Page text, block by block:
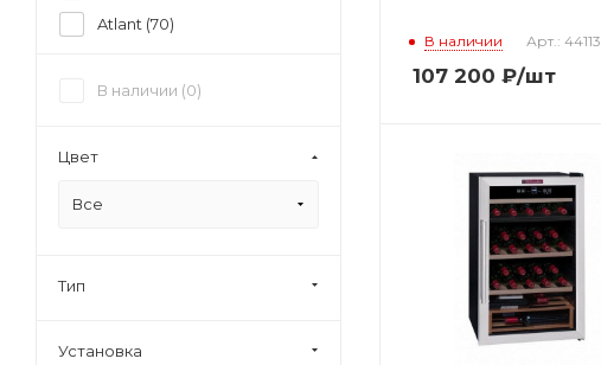
В наличии Арт.: 44113
107 200 ₽/шт
Atlant (70)
Bauknecht (12
Beltratto (
Bompani (
В наличии (0)
Цвет
Все
Тип
Установка